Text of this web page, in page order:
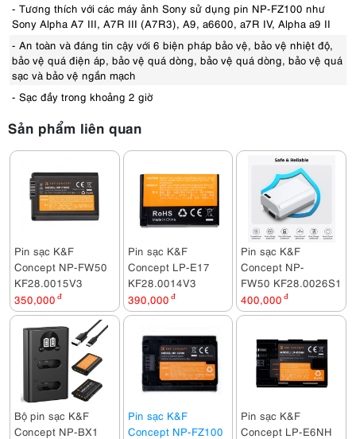
- Tương thích với các máy ảnh Sony sử dụng pin NP-FZ100 như
Sony Alpha A7 III, A7R III (A7R3), A9, a6600, a7R IV, Alpha a9 II
- An toàn và đáng tin cậy với 6 biện pháp bảo vệ, bảo vệ nhiệt độ,
bảo vệ quá điện áp, bảo vệ quá dòng, bảo vệ quá dòng, bảo vệ quá
sạc và bảo vệ ngắn mạch
- Sạc đầy trong khoảng 2 giờ
Sản phẩm liên quan
Pin sạc K&F
Concept NP-FW50
KF28.0015V3
350,000 đ
Pin sạc K&F
Concept LP-E17
KF28.0014V3
390,000 đ
Pin sạc K&F
Concept NP-
FW50 KF28.0026S1
400,000 đ
Bộ pin sạc K&F
Concept NP-BX1
Pin sạc K&F
Concept NP-FZ100
Pin sạc K&F
Concept LP-E6NH